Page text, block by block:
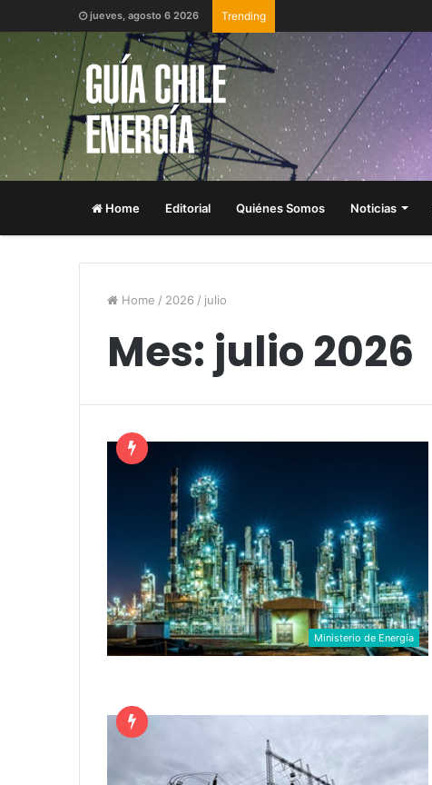
jueves, agosto 6 2026 Trending
Home Editorial Quiénes Somos Noticias
Home / 2026 / julio
Mes: julio 2026
Ministerio de Energía